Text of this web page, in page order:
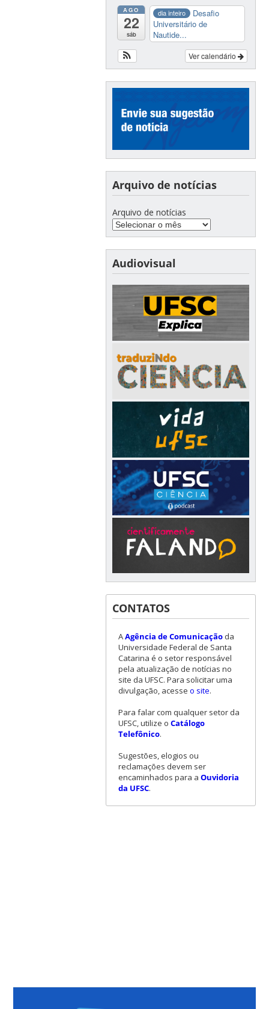
AGO
22
sáb
dia inteiro
Desafio
Universitário de
Nautide...
Ver calendário
Arquivo de notícias
Arquivo de notícias
Audiovisual
CONTATOS
AAgência de Comunicaçãoda
Universidade Federal de Santa
Catarina é o setor responsável
pela atualização de notícias no
site da UFSC. Para solicitar uma
divulgação, acesse o site.
Para falar com qualquer setor da
UFSC, utilize o Catálogo
Telefônico.
Sugestões, elogios ou
reclamações devem ser
encaminhados para a Ouvidoria
da UFSC.